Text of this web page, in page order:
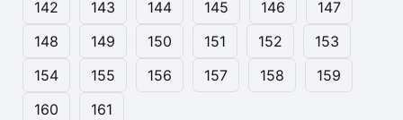
142
143 144 145 146
147
148
149 150 151 152
153
154
155 156 157 158
159
160
161